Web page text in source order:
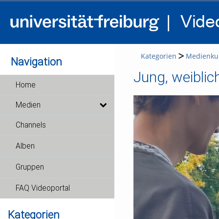
Navigation
Home
Medien
Channels
Alben
Gruppen
FAQ Videoportal
Kategorien
Kategorien
Jung,